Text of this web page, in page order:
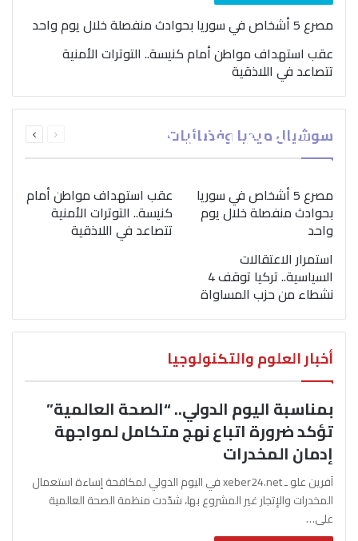
مصرع 5 أشخاص في سوريا بحوادث منفصلة خلال يوم واحد
عقب استهداف مواطن أمام كنيسة.. التوترات الأمنية
تتصاعد في اللاذقية
سوشيال ميديا وفضائيات الصفحةالصفحة
بمناسبة اليوم الدولي..
“الصحة العالمية” تؤكد
ضرورة اتباع نهج متكامل
لمواجهة إدمان المخدرات
مصرع 5 أشخاص في سوريا
بحوادث منفصلة خلال يوم
واحد
عقب استهداف مواطن أمام
كنيسة.. التوترات الأمنية
تتصاعد في اللاذقية
استمرار الاعتقالات
السياسية.. تركيا توقف 4
نشطاء من حزب المساواة
أخبار العلوم والتكنولوجيا
بمناسبة اليوم الدولي.. “الصحة العالمية”
تؤكد ضرورة اتباع نهج متكامل لمواجهة
إدمان المخدرات
آفرين علو ـ xeber24.net في اليوم الدولي لمكافحة إساءة استعمال
المخدرات والإتجار غير المشروع بها، شدّدت منظمة الصحة العالمية
على…